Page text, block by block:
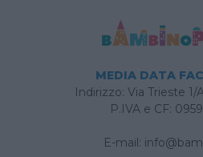
MEDIA DATA
Indirizzo: Via Trieste 1/
P.IVA e CF:
E-mail: